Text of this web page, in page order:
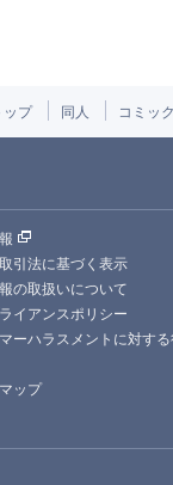
プ 同人 コミッ
引法に基づく表示
の取扱いについて
イアンスポリシー
ーハラスメントに対す
ップ